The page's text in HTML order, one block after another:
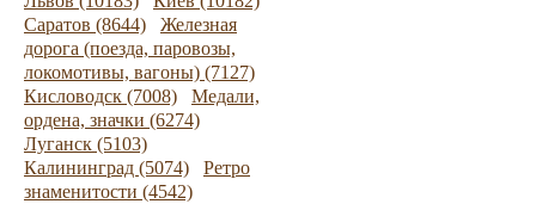
Саратов (8644)
Железная
дорога (поезда, паровозы,
локомотивы, вагоны) (7127)
Кисловодск (7008)
Медали,
ордена, значки (6274)
Луганск (5103)
Калининград (5074)
Ретро
знаменитости (4542)